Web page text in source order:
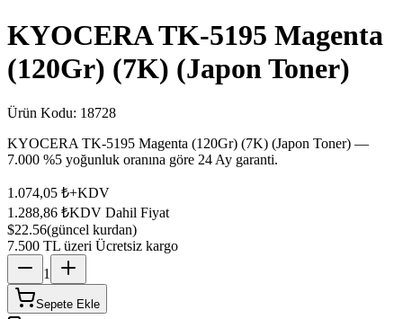
KYOCERA TK-5195 Magenta
(120Gr) (7K) (Japon Toner)
Ürün Kodu: 18728
KYOCERA TK-5195 Magenta (120Gr) (7K) (Japon Toner) —
7.000 %5 yoğunluk oranına göre 24 Ay garanti.
1.074,05 ₺+KDV
1.288,86 ₺KDV Dahil Fiyat
$22.56(güncel kurdan)
7.500 TL üzeri Ücretsiz kargo
1
Sepete Ekle